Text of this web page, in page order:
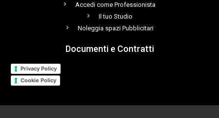
Accedi come Professionista
Il tuo Studio
Noleggia spazi Pubblicitari
Documenti e Contratti
Privacy Policy
Cookie Policy